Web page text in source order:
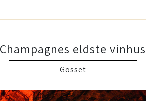
Champagnes eldste vinhus
Gosset